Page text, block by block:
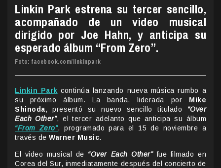
Linkin Park estrena su tercer sencillo,
acompañado de un video musical
dirigido por Joe Hahn, y anticipa su
esperado álbum “From Zero”.
Foto: facebook.com/linkinpark
Linkin Park continúa lanzando nueva música rumbo a
su próximo álbum. La banda, liderada por Mike
Shinoda, presentó su nuevo sencillo titulado “Over
Each Other”, el tercer adelanto que anticipa su álbum
“From Zero”, programado para el 15 de noviembre a
través de Warner Music.
El video musical de “Over Each Other”fue filmado en
Corea del Sur, inmediatamente después del concierto de